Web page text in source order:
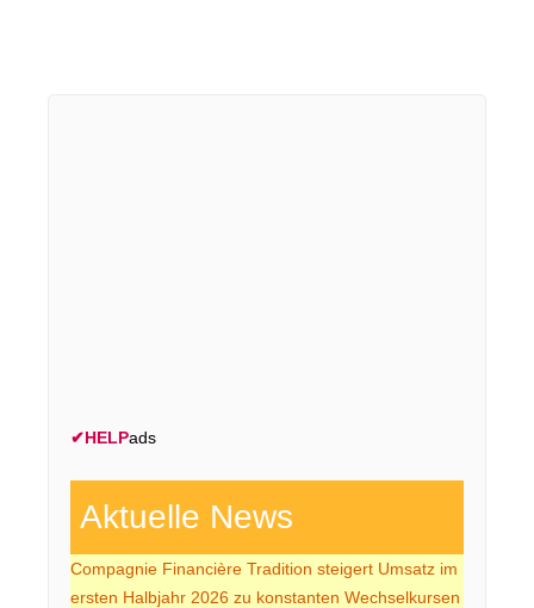
✔HELPads
Aktuelle News
Compagnie Financière Tradition steigert Umsatz im
ersten Halbjahr 2026 zu konstanten Wechselkursen